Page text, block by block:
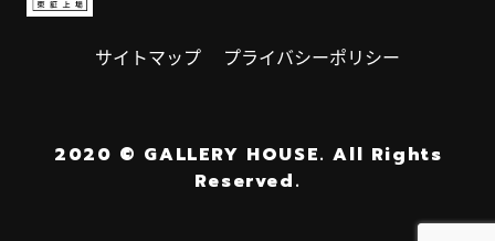
サイトマップ プライバシーポリシー
2020 © GALLERY HOUSE. All Rights
Reserved.